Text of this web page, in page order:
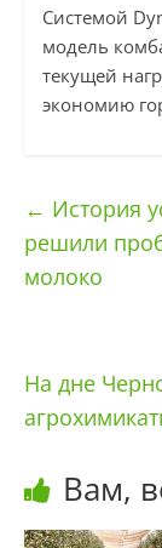
Системой
модель
текущей
экономию
← История
решили
молоко
На дне
Вам,